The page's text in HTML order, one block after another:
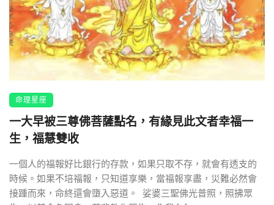
命理星座
一大早被三尊佛菩薩點名，有緣見此文者幸福一
生，福慧雙收
一個人的福報好比銀行的存款，如果只取不存，就會有透支的
時候。如果不培福報，只知道享樂，當福報享盡，災難必然會
接踵而來，命終還會墮入惡道。 娑婆三聖佛光普照，照拂眾